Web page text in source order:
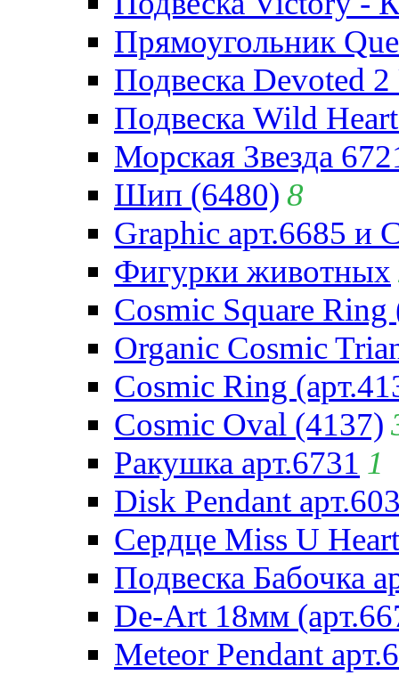
Прямоугольник
Подвеска Devoted
Подвеска Wild
Морская Звезда
Шип (6480) 8
Graphic арт.6685 и
Фигурки животных
Cosmic Square Ring
Organic Cosmic
Cosmic Ring
Cosmic Oval (4137)
Ракушка арт.6731 1
Disk Pendant
Сердце Miss U
Подвеска Бабочка
De-Art 18мм
Meteor Pendant